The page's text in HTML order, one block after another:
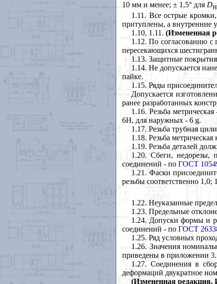
10 мм и менее; ± 1,5° для Dн
1.11 . Все острые
притуплены, а внутренние
1.10, 1.11. (Измененная
1.12. По согласованию с
пересекающихся
1.13. Защитные покрытия
1.14. Не допускается
пайке.
1.15. Ряды
Допускается
ранее разработанных
1.16. Резьба
6Н, для наружных - 6 g.
1.17. Резьба трубная
1.18. Резьба
1.19. Резьба деталей
1.20. Сбеги, недорезы,
соединений - по ГОСТ
1.21 . Фаски
резьбы соответственно
1.22. Неуказанные
1.23. Предельные
1.24. Допуски формы и
соединений - по ГОСТ
1.25. Ряд условных
1.26. Значения
приведены в приложении 3.
1.27. Соединения в
деформаций двукратное
(Измененная